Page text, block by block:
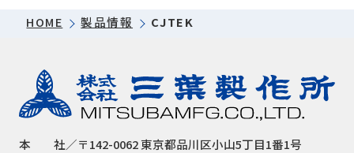
HOME 製品情報 CJTEK
本社／〒142-0062 東京都品川区小山5丁目1番1号